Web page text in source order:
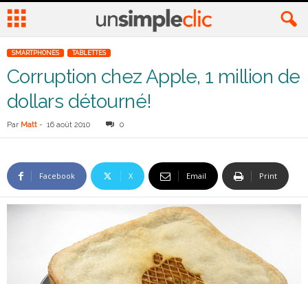
SMARTPHONES TABLETTES
Corruption chez Apple, 1 million de
dollars détourné!
Par Matt - 16 août 2010 0
Facebook X Email Print